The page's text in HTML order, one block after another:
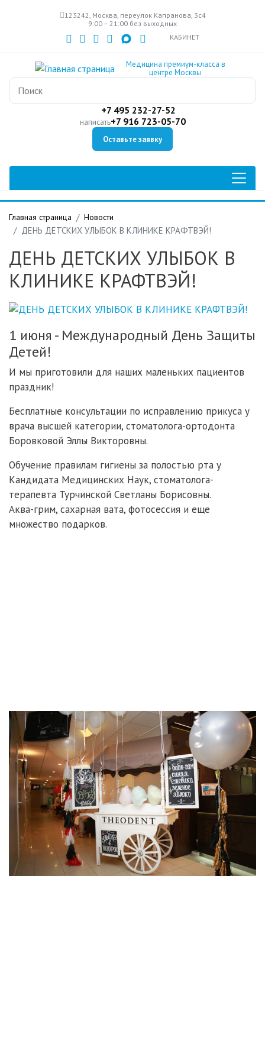
к
основному
содержанию
123242, Москва, переулок Капранова, 3с4
9:00 – 21:00 без выходных
КАБИНЕТ
Медицина премиум-класса в
центре Москвы
+7 495 232-27-52
написать+7 916 723-05-70
Оставьте заявку
Главная страница Новости
ДЕНЬ ДЕТСКИХ УЛЫБОК В КЛИНИКЕ КРАФТВЭЙ!
ДЕНЬ ДЕТСКИХ УЛЫБОК В
КЛИНИКЕ КРАФТВЭЙ!
1 июня - Международный День Защиты
Детей!
И мы приготовили для наших маленьких пациентов
праздник!
Бесплатные консультации по исправлению прикуса у
врача высшей категории, стоматолога-ортодонта
Боровковой Эллы Викторовны.
Обучение правилам гигиены за полостью рта у
Кандидата Медицинских Наук, стоматолога-
терапевта Турчинской Светланы Борисовны.
Аква-грим, сахарная вата, фотосессия и еще
множество подарков.